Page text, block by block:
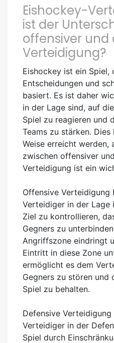
Eishockey-
ist der
offensiver und
Verteidigung?
Eishockey ist ein Spiel,
Entscheidungen und
basiert. Es ist daher
in der Lage sind, auf
Spiel zu reagieren und
Teams zu stärken.
Weise erreicht werden,
zwischen offensiver
Verteidigung ist ein
Offensive Verteidigung
Verteidiger in der Lage
Ziel zu kontrollieren,
Gegners zu
Angriffszone eindringt
Eintritt in diese Zone
ermöglicht es dem
Gegners zu stören und
Spiel zu behalten.
Defensive
Verteidiger in der
Spiel durch